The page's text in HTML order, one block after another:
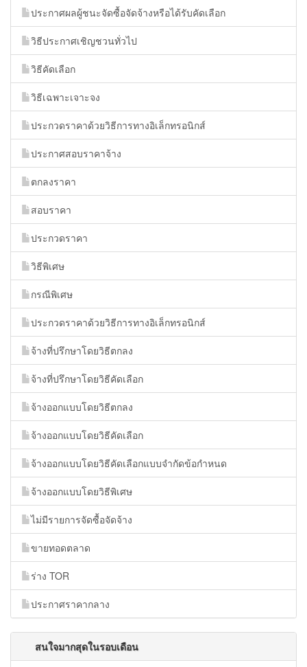
ประกาศผลผู้ชนะจัดซื้อจัดจ้างหรือได้รับคัดเลือก
วิธีประกาศเชิญชวนทั่วไป
วิธีคัดเลือก
วิธีเฉพาะเจาะจง
ประกวดราคาด้วยวิธีการทางอิเล็กทรอนิกส์
ประกาศสอบราคาจ้าง
ตกลงราคา
สอบราคา
ประกวดราคา
วิธีพิเศษ
กรณีพิเศษ
ประกวดราคาด้วยวิธีการทางอิเล็กทรอนิกส์
จ้างที่ปรึกษาโดยวิธีตกลง
จ้างที่ปรึกษาโดยวิธีคัดเลือก
จ้างออกแบบโดยวิธีตกลง
จ้างออกแบบโดยวิธีคัดเลือก
จ้างออกแบบโดยวิธีคัดเลือกแบบจำกัดข้อกำหนด
จ้างออกแบบโดยวิธีพิเศษ
ไม่มีรายการจัดซื้อจัดจ้าง
ขายทอดตลาด
ร่าง TOR
ประกาศราคากลาง
สนใจมากสุดในรอบเดือน